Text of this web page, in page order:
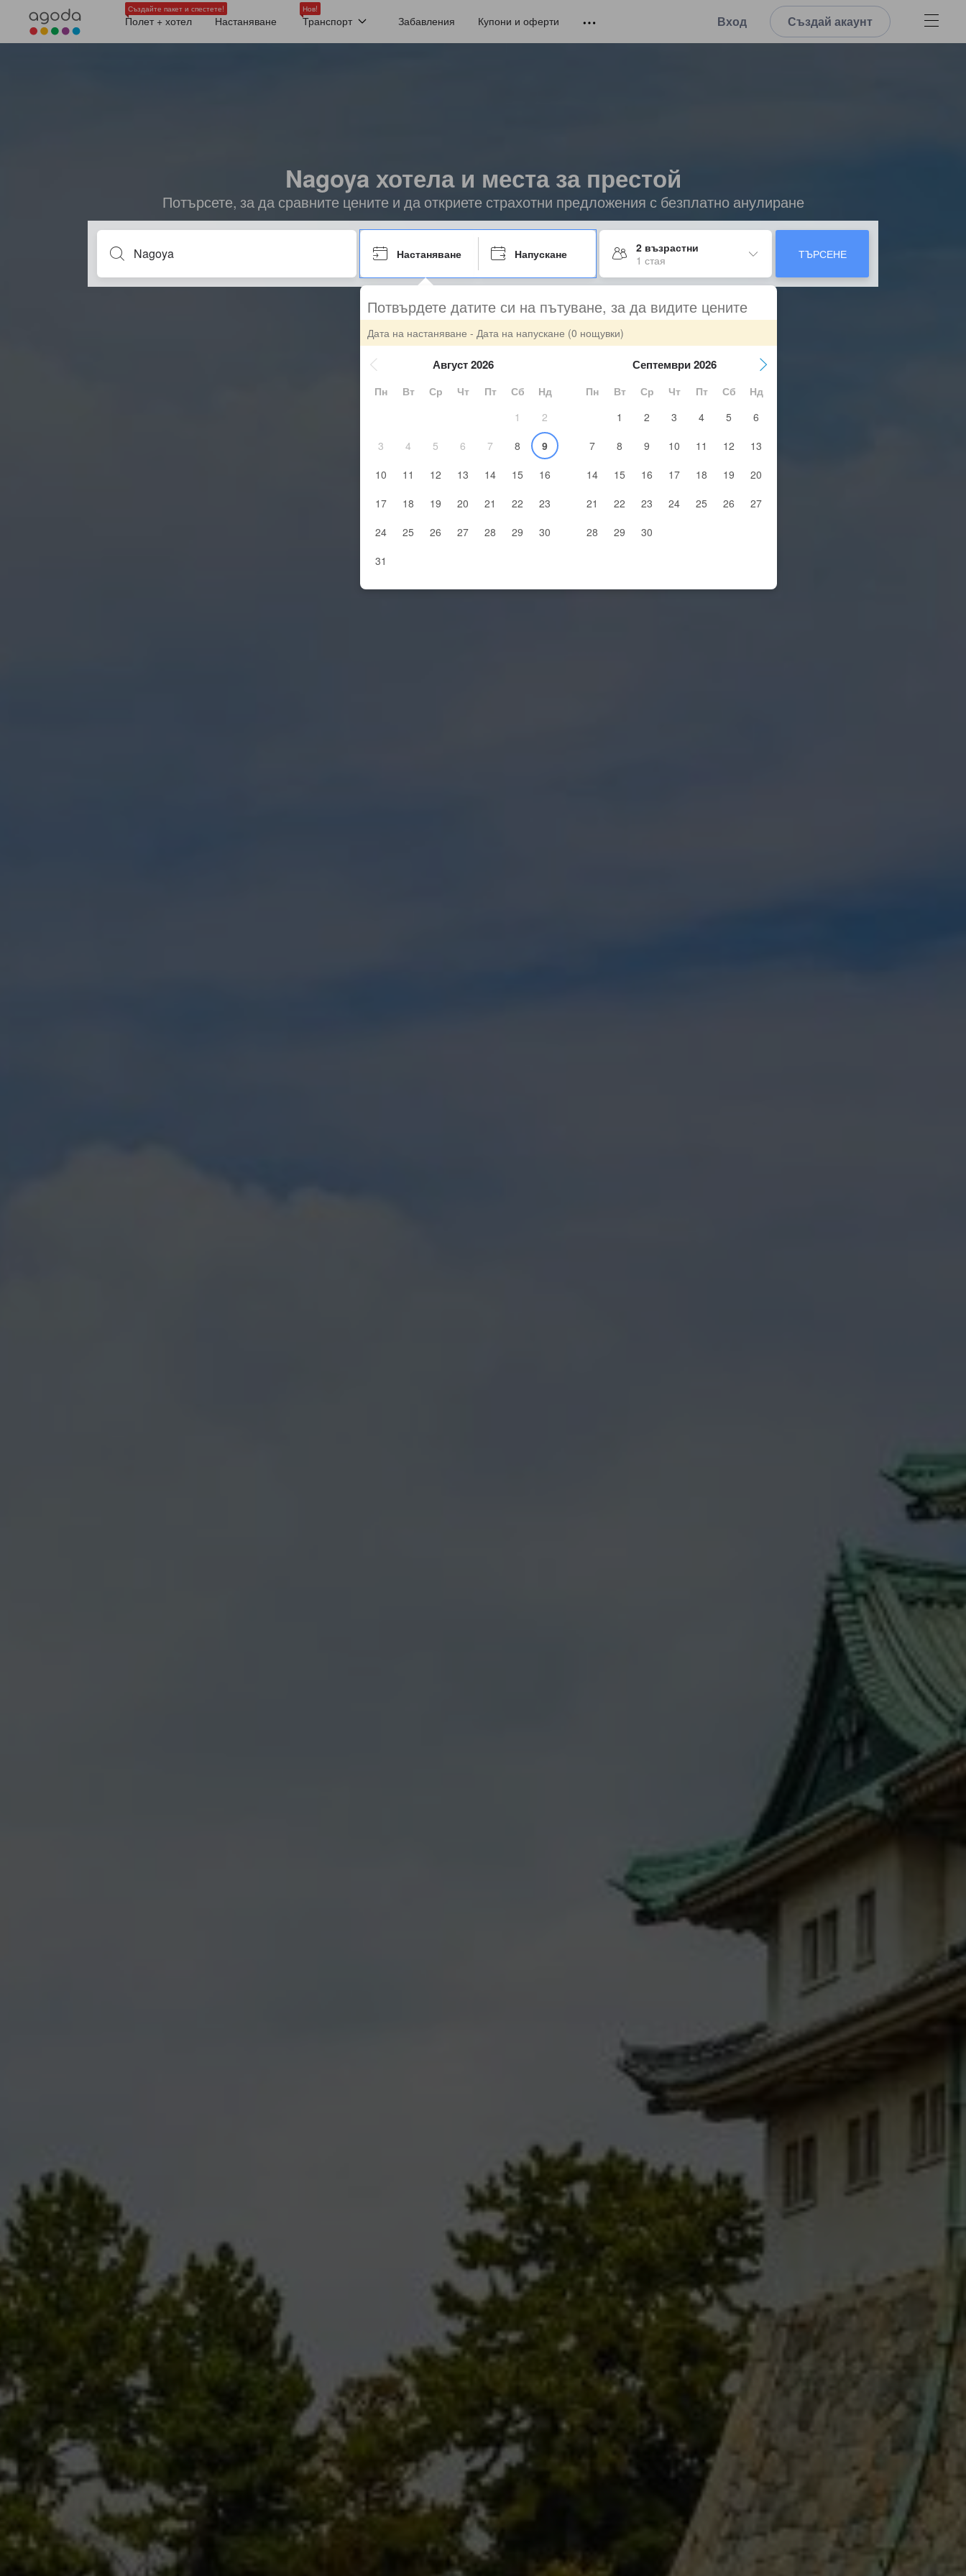
Създайте пакет и спестете!
Полет + хотел Настаняване
Нов!
Транспорт Забавления Купони и оферти Вход Създай акаунт
Nagoya хотела и места за престой
Потърсете, за да сравните цените и да откриете страхотни предложения с безплатно анулиране
Настаняване Напускане
2 възрастни
1 стая
ТЪРСЕНЕ
Потвърдете датите си на пътуване, за да видите цените
Дата на настаняване - Дата на напускане (0 нощувки)
Август 2026
Пн Вт Ср Чт Пт Сб
Нд
1
2
3
4 5 6 7 8
9
10
11 12 13 14 15
16
17
18 19 20 21 22
23
24
25 26 27 28 29
30
31
Септември 2026
Пн Вт Ср Чт Пт Сб
Нд
1
2 3 4 5
6
7
8 9 10 11 12
13
14
15 16 17 18 19
20
21
22 23 24 25 26
27
28
29 30